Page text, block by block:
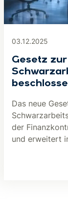
03.12.2025
Gesetz
Das neue
der
und erweitert